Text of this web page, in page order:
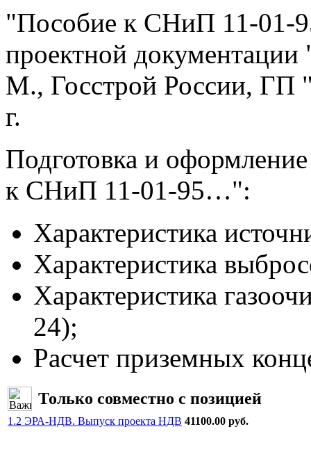
"Пособие к СНиП 11-01-
проектной
М., Госстрой России,
г.
Подготовка и
к СНиП 11-01-95…":
Характеристика
Характеристика
Характеристика
24);
Расчет приземных
Только совместно с позицией
1.2 ЭРА-НДВ. Выпуск проекта НДВ 41100.00 руб.